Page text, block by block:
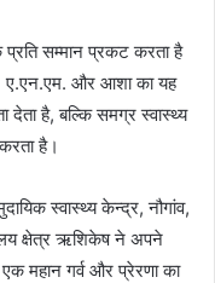
प्रति सम्मान प्रकट करता है
ए.एन.एम. और आशा का यह
देता है, बल्कि समग्र स्वास्थ्य
है।
स्वास्थ्य केन्द्र, नौगांव,
क्षेत्र ऋशिकेष ने अपने
एक महान गर्व और प्रेरणा का